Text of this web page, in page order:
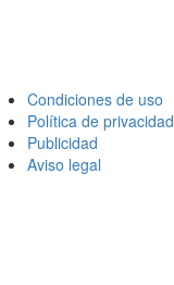
Condiciones de uso
Política de privacidad
Publicidad
Aviso legal